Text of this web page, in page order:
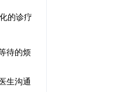
的诊疗
待的烦
生沟通